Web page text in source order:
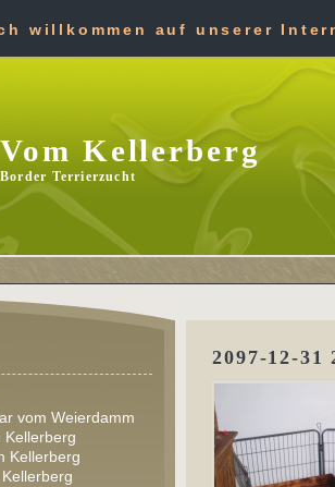
willkommen auf unserer
Vom Kellerberg
Border Terrierzucht
2097-12-31
vom Weierdamm
Kellerberg
Kellerberg